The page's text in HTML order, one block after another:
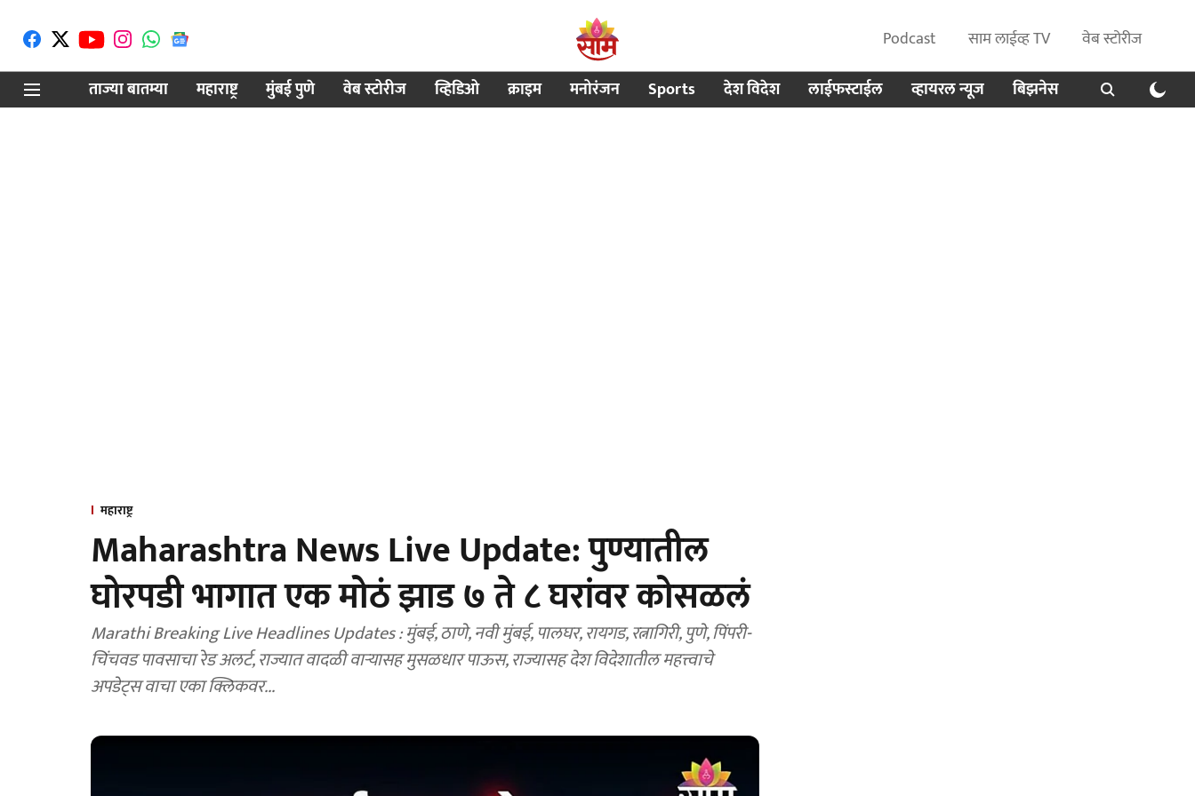
Podcast साम लाईव्ह TV
वेब स्टोरीज
ताज्या बातम्या
महाराष्ट्र मुंबई पुणे वेब स्टोरीज व्हिडिओ क्राइम मनोरंजन Sports देश विदेश लाईफस्टाईल व्हायरल न्यूज बिझनेस
महाराष्ट्र
Maharashtra News Live Update: पुण्यातील
घोरपडी भागात एक मोठं झाड ७ ते ८ घरांवर कोसळलं
Marathi Breaking Live Headlines Updates : मुंबई, ठाणे, नवी मुंबई, पालघर, रायगड, रत्नागिरी, पुणे, पिंपरी-
चिंचवड पावसाचा रेड अलर्ट, राज्यात वादळी वाऱ्यासह मुसळधार पाऊस, राज्यासह देश विदेशातील महत्त्वाचे
अपडेट्स वाचा एका क्लिकवर...